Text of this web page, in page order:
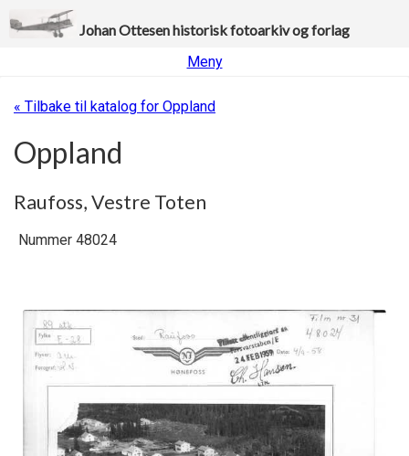
Johan Ottesen historisk fotoarkiv og forlag
Meny
« Tilbake til katalog for Oppland
Oppland
Raufoss, Vestre Toten
Nummer 48024